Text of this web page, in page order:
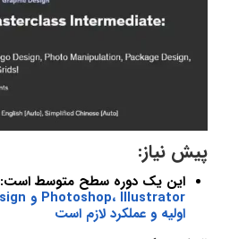
پیش نیاز:
این یک دوره سطح متوسط است:
اولیه و عملکرد لازم است